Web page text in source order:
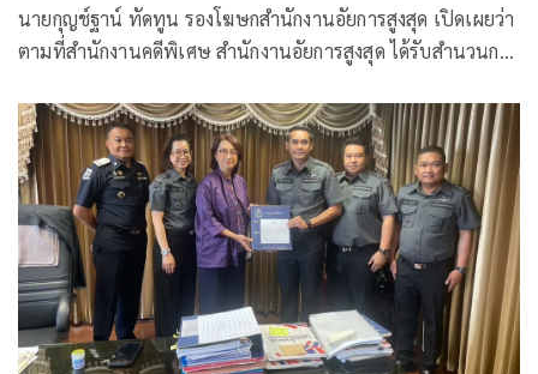
นายกุญช์ฐาน์ ทัดทูน รองโฆษกสำนักงานอัยการสูงสุด เปิดเผยว่า
ตามที่สำนักงานคดีพิเศษ สำนักงานอัยการสูงสุด ได้รับสำนวนการ